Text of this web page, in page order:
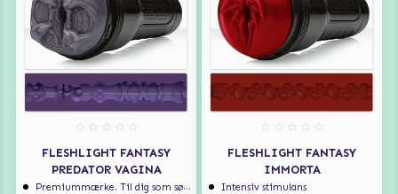
FLESHLIGHT FANTASY
PREDATOR VAGINA
Premiummærke. Til dig som søger ekstra høj kvalitet.
FLESHLIGHT FANTASY
IMMORTA
Intensiv stimulans